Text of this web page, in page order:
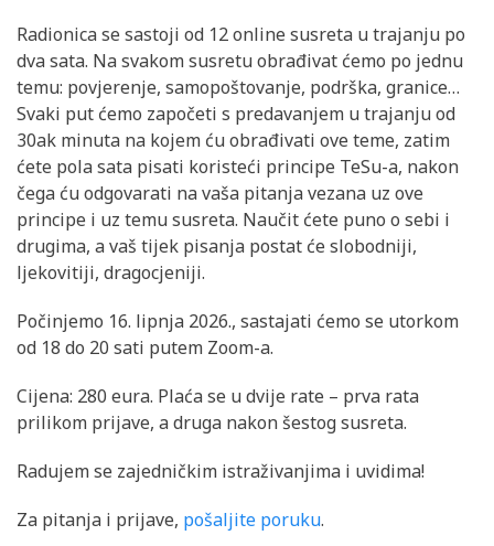
Radionica se sastoji od 12 online susreta u trajanju po
dva sata. Na svakom susretu obrađivat ćemo po jednu
temu: povjerenje, samopoštovanje, podrška, granice…
Svaki put ćemo započeti s predavanjem u trajanju od
30ak minuta na kojem ću obrađivati ove teme, zatim
ćete pola sata pisati koristeći principe TeSu-a, nakon
čega ću odgovarati na vaša pitanja vezana uz ove
principe i uz temu susreta. Naučit ćete puno o sebi i
drugima, a vaš tijek pisanja postat će slobodniji,
ljekovitiji, dragocjeniji.
Počinjemo 16. lipnja 2026., sastajati ćemo se utorkom
od 18 do 20 sati putem Zoom-a.
Cijena: 280 eura. Plaća se u dvije rate – prva rata
prilikom prijave, a druga nakon šestog susreta.
Radujem se zajedničkim istraživanjima i uvidima!
Za pitanja i prijave, pošaljite poruku.